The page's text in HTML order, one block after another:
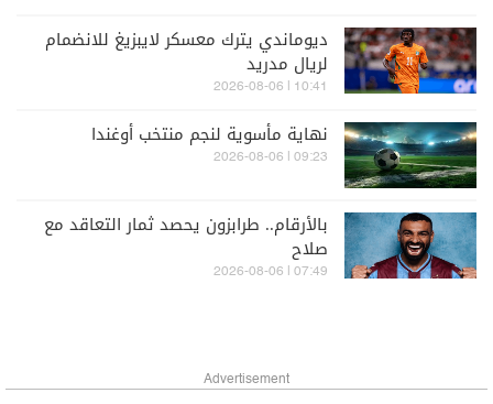
ديوماندي يترك معسكر لايبزيغ للانضمام
لريال مدريد
10:41 | 2026-08-06
نهاية مأسوية لنجم منتخب أوغندا
09:23 | 2026-08-06
بالأرقام.. طرابزون يحصد ثمار التعاقد مع
صلاح
07:49 | 2026-08-06
Advertisement